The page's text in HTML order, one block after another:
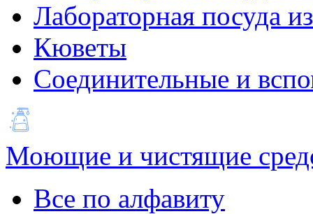
Лабораторная посуда
Кюветы
Соединительные и
Моющие и чистящие
Все по алфавиту